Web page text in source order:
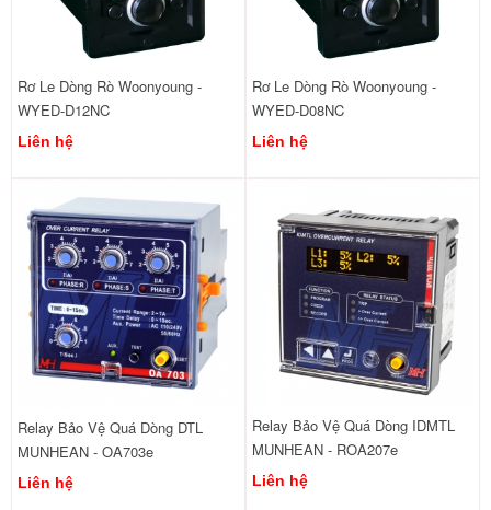
Rơ Le Dòng Rò Woonyoung -
WYED-D12NC
Liên hệ
Rơ Le Dòng Rò Woonyoung -
WYED-D08NC
Liên hệ
Relay Bảo Vệ Quá Dòng DTL
MUNHEAN - OA703e
Liên hệ
Relay Bảo Vệ Quá Dòng IDMTL
MUNHEAN - ROA207e
Liên hệ